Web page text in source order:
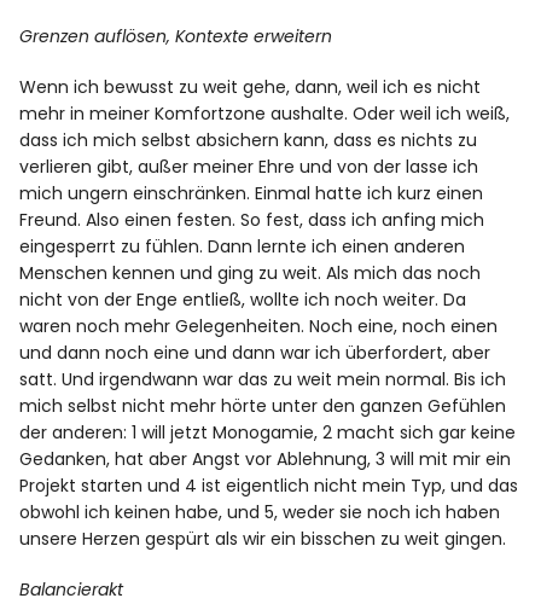
Grenzen auflösen, Kontexte erweitern
Wenn ich bewusst zu weit gehe, dann, weil ich es nicht
mehr in meiner Komfortzone aushalte. Oder weil ich weiß,
dass ich mich selbst absichern kann, dass es nichts zu
verlieren gibt, außer meiner Ehre und von der lasse ich
mich ungern einschränken. Einmal hatte ich kurz einen
Freund. Also einen festen. So fest, dass ich anfing mich
eingesperrt zu fühlen. Dann lernte ich einen anderen
Menschen kennen und ging zu weit. Als mich das noch
nicht von der Enge entließ, wollte ich noch weiter. Da
waren noch mehr Gelegenheiten. Noch eine, noch einen
und dann noch eine und dann war ich überfordert, aber
satt. Und irgendwann war das zu weit mein normal. Bis ich
mich selbst nicht mehr hörte unter den ganzen Gefühlen
der anderen: 1 will jetzt Monogamie, 2 macht sich gar keine
Gedanken, hat aber Angst vor Ablehnung, 3 will mit mir ein
Projekt starten und 4 ist eigentlich nicht mein Typ, und das
obwohl ich keinen habe, und 5, weder sie noch ich haben
unsere Herzen gespürt als wir ein bisschen zu weit gingen.
Balancierakt